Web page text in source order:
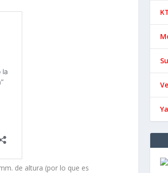
de altura (por lo que es